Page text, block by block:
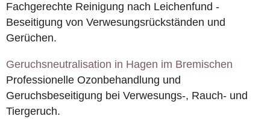
Fachgerechte Reinigung nach Leichenfund -
Beseitigung von Verwesungsrückständen und
Gerüchen.
Geruchsneutralisation in Hagen im Bremischen
Professionelle Ozonbehandlung und
Geruchsbeseitigung bei Verwesungs-, Rauch- und
Tiergeruch.